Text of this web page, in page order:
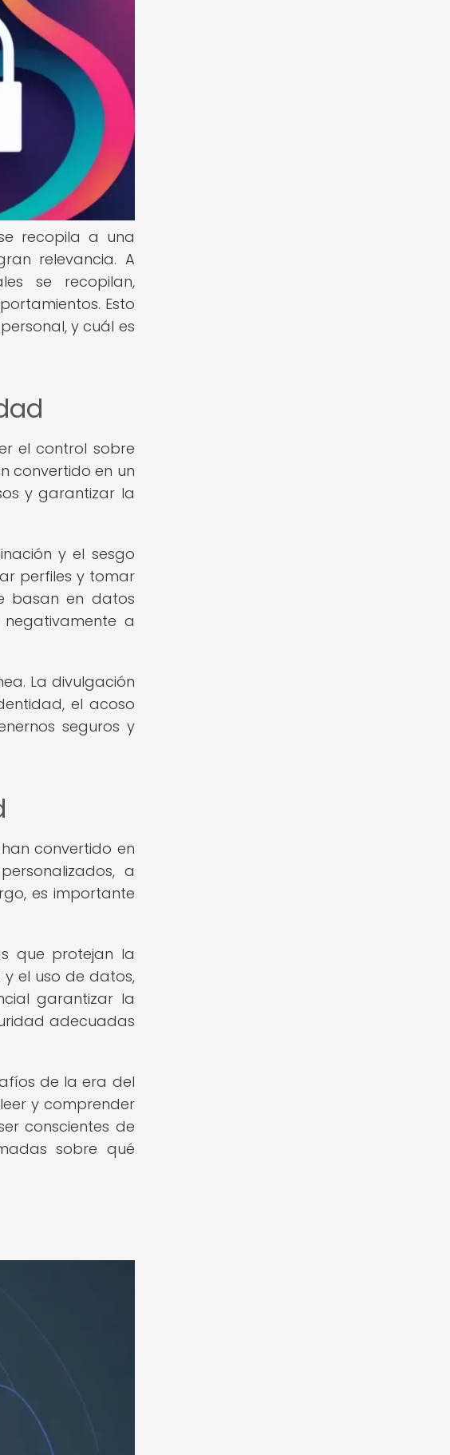
recopila a una
relevancia. A
se recopilan,
Esto
y cuál es
el control sobre
convertido en un
y garantizar la
y el sesgo
perfiles y tomar
basan en datos
a
La divulgación
el acoso
seguros y
convertido en
a
es importante
que protejan la
el uso de datos,
garantizar la
adecuadas
de la era del
y comprender
conscientes de
sobre qué